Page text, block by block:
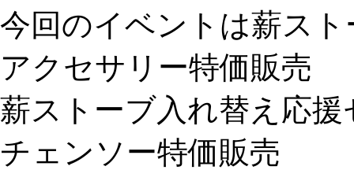
今回のイベントは薪ス
アクセサリー特価販売
薪ストーブ入れ替え応援
チェンソー特価販売